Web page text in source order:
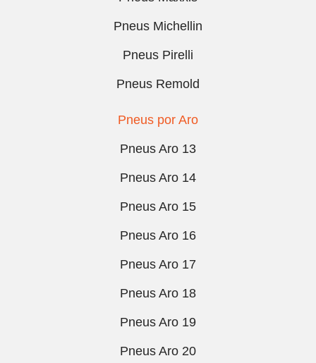
Pneus Michellin
Pneus Pirelli
Pneus Remold
Pneus por Aro
Pneus Aro 13
Pneus Aro 14
Pneus Aro 15
Pneus Aro 16
Pneus Aro 17
Pneus Aro 18
Pneus Aro 19
Pneus Aro 20